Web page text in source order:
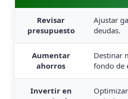
Revisar
presupuesto
Ajustar
deudas.
Aumentar
ahorros
Destinar
fondo de
Invertir en